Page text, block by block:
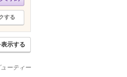
する
示する
ーティー